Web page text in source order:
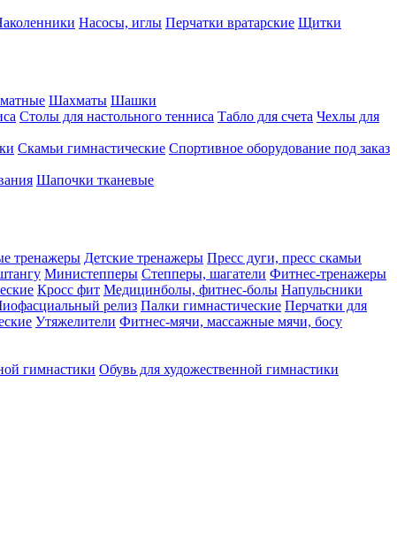
Насосы, иглы Перчатки вратарские Щитки
Шахматы Шашки
Столы для настольного тенниса Табло для счета Чехлы для
Скамьи гимнастические Спортивное оборудование под заказ
Шапочки тканевые
тренажеры Детские тренажеры Пресс дуги, пресс скамьи
Министепперы Степперы, шагатели Фитнес-тренажеры
Кросс фит Медицинболы, фитнес-болы Напульсники
релиз Палки гимнастические Перчатки для
Утяжелители Фитнес-мячи, массажные мячи, босу
гимнастики Обувь для художественной гимнастики